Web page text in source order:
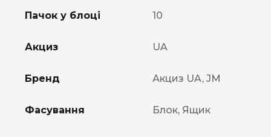
Пачок у блоці 10
Акциз UA
Бренд Акциз UA, JM
Фасування Блок, Ящик